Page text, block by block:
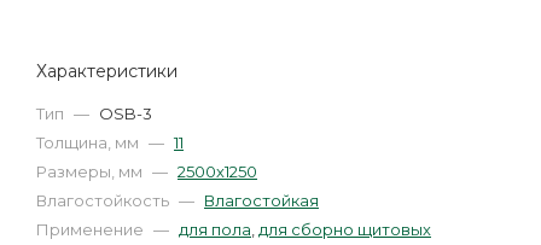
Характеристики
Тип — OSB-3
Толщина, мм — 11
Размеры, мм — 2500х1250
Влагостойкость — Влагостойкая
Применение — для пола для сборно щитовых